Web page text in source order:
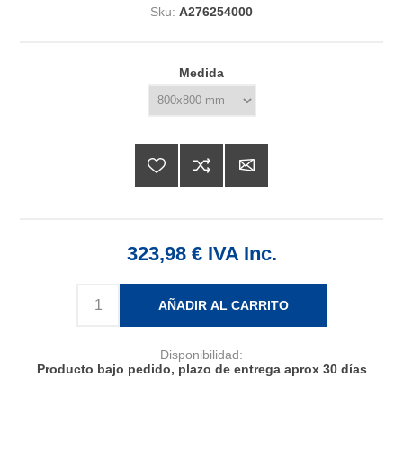
Sku: A276254000
Medida
323,98 € IVA Inc.
AÑADIR AL CARRITO
Disponibilidad:
Producto bajo pedido, plazo de entrega aprox 30 días